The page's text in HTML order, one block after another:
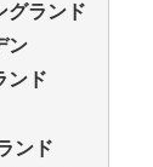
ランド
ン
ンド
ンド